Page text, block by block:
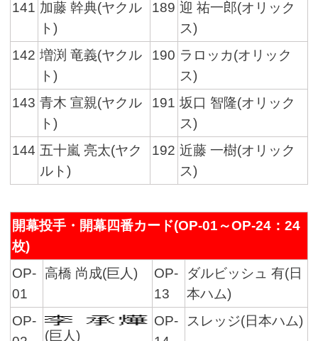
141 加藤 幹典(ヤクル
ト)
189 迎 祐一郎(オリック
ス)
142 増渕 竜義(ヤクル
ト)
190 ラロッカ(オリック
ス)
143 青木 宣親(ヤクル
ト)
191 坂口 智隆(オリック
ス)
144 五十嵐 亮太(ヤク
ルト)
192 近藤 一樹(オリック
ス)
開幕投手・開幕四番カード(OP-01～OP-24：24
枚)
OP-
01
高橋 尚成(巨人)
OP-
13
ダルビッシュ 有(日
本ハム)
OP-
(巨人)
OP-
スレッジ(日本ハム)